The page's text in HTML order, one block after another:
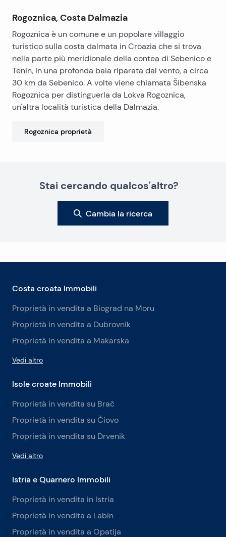
trova secondo ingresso al primo piano, con un piccolo
giardino.
Rogoznica, Costa Dalmazia
Rogoznica è un comune e un popolare villaggio
turistico sulla costa dalmata in Croazia che si trova
nella parte più meridionale della contea di Sebenico e
Tenin, in una profonda baia riparata dal vento, a circa
30 km da Sebenico. A volte viene chiamata Šibenska
Rogoznica per distinguerla da Lokva Rogoznica,
un'altra località turistica della Dalmazia.
Rogoznica proprietà
Stai cercando qualcos'altro?
Cambia la ricerca
Costa croata Immobili
Proprietà in vendita a Biograd na Moru
Proprietà in vendita a Dubrovnik
Proprietà in vendita a Makarska
Vedi altro
Isole croate Immobili
Proprietà in vendita su Brač
Proprietà in vendita su Čiovo
Proprietà in vendita su Drvenik
Vedi altro
Istria e Quarnero Immobili
Proprietà in vendita in Istria
Proprietà in vendita a Labin
Proprietà in vendita a Opatija